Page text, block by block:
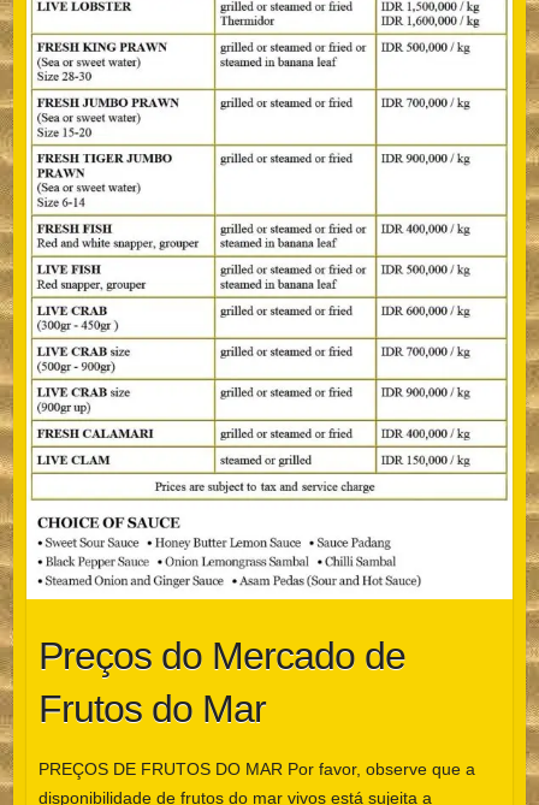
Preços do Mercado de
Frutos do Mar
PREÇOS DE FRUTOS DO MAR Por favor, observe que a
disponibilidade de frutos do mar vivos está sujeita a